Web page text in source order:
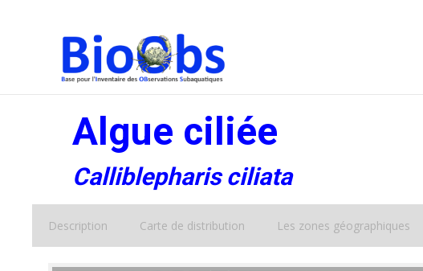
Algue ciliée
Calliblepharis ciliata
Description Carte de distribution Les zones géographiques